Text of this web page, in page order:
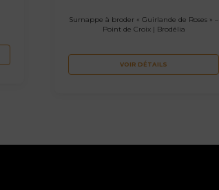
Surnappe à broder « Guirlande de Roses » –
Point de Croix | Brodélia
VOIR DÉTAILS